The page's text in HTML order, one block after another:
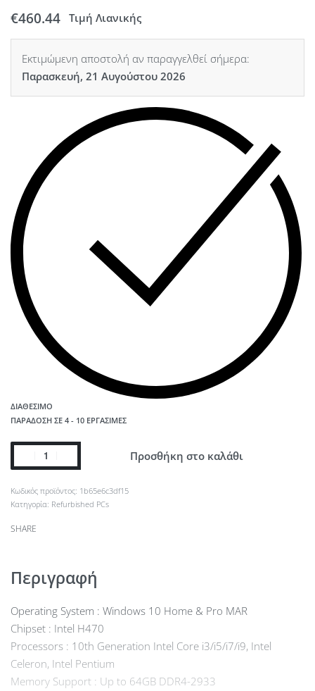
€460.44 Τιμή Λιανικής
Εκτιμώμενη αποστολή αν παραγγελθεί σήμερα:
Παρασκευή, 21 Αυγούστου 2026
ΔΙΑΘΈΣΙΜΟ
ΠΑΡΆΔΟΣΗ ΣΕ 4 - 10 ΕΡΓΆΣΙΜΕΣ
Προσθήκη στο καλάθι
1b65e6c3df15
Κατηγορία: Refurbished PCs
SHARE
Περιγραφή
Operating System : Windows 10 Home & Pro MAR
Chipset : Intel H470
Processors : 10th Generation Intel Core i3/i5/i7/i9, Intel
Celeron, Intel Pentium
Memory Support : Up to 64GB DDR4-2933